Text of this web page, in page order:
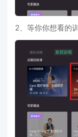
2、等你你想看的